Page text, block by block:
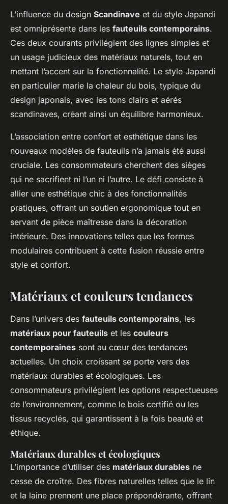
L’influence du design Scandinave et du style Japandi
est omniprésente dans les fauteuils contemporains.
Ces deux courants privilégient des lignes simples et
un usage judicieux des matériaux naturels, tout en
mettant l’accent sur la fonctionnalité. Le style Japandi
en particulier marie la chaleur du bois, typique du
design japonais, avec les tons clairs et aérés
scandinaves, créant ainsi un équilibre harmonieux.
L’association entre confort et esthétique dans les
nouveaux modèles de fauteuils n’a jamais été aussi
cruciale. Les consommateurs cherchent des sièges
qui ne sacrifient ni l’un ni l’autre. Le défi consiste à
allier une esthétique chic à des fonctionnalités
pratiques, offrant un soutien ergonomique tout en
servant de pièce maîtresse dans la décoration
intérieure. Des innovations telles que les formes
modulaires contribuent à cette fusion réussie entre
style et confort.
Matériaux et couleurs tendances
Dans l’univers des fauteuils contemporains, les
matériaux pour fauteuils et les couleurs
contemporaines sont au cœur des tendances
actuelles. Un choix croissant se porte vers des
matériaux durables et écologiques. Les
consommateurs privilégient les options respectueuses
de l’environnement, comme le bois certifié ou les
tissus recyclés, qui garantissent à la fois beauté et
éthique.
Matériaux durables et écologiques
L’importance d’utiliser des matériaux durables ne
cesse de croître. Des fibres naturelles telles que le lin
et la laine prennent une place prépondérante, offrant